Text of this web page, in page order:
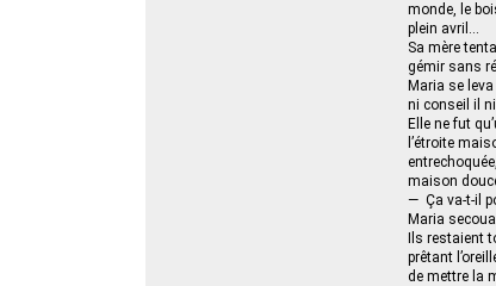
monde, le
plein avril…
Sa mère
gémir sans
Maria se
ni conseil il
Elle ne fut
l’étroite
maison
— Ça va-t-il
Maria
Ils restaient
prêtant
de mettre la